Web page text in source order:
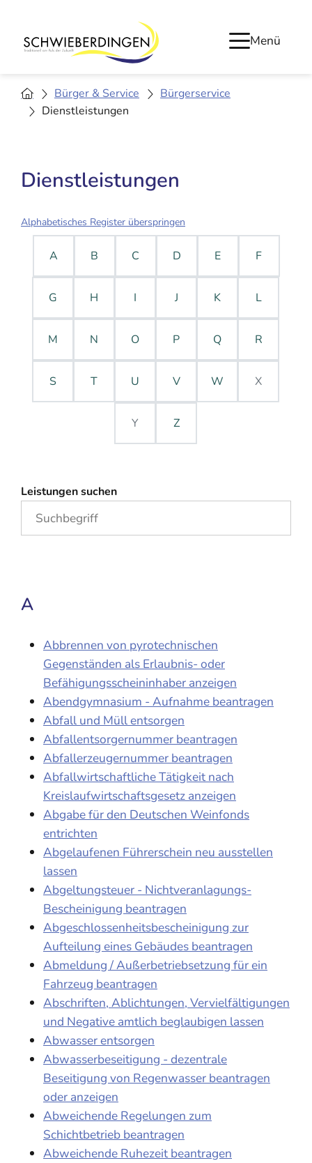
Menü
Bürger & Service
Bürgerservice
Dienstleistungen
Dienstleistungen
Alphabetisches Register überspringen
A B C D E F
G H I J K L
M N O P Q R
S T U V W X
Y Z
Leistungen suchen
A
Abbrennen von pyrotechnischen
Gegenständen als Erlaubnis- oder
Befähigungsscheininhaber anzeigen
Abendgymnasium - Aufnahme beantragen
Abfall und Müll entsorgen
Abfallentsorgernummer beantragen
Abfallerzeugernummer beantragen
Abfallwirtschaftliche Tätigkeit nach
Kreislaufwirtschaftsgesetz anzeigen
Abgabe für den Deutschen Weinfonds
entrichten
Abgelaufenen Führerschein neu ausstellen
lassen
Abgeltungsteuer - Nichtveranlagungs-
Bescheinigung beantragen
Abgeschlossenheitsbescheinigung zur
Aufteilung eines Gebäudes beantragen
Abmeldung / Außerbetriebsetzung für ein
Fahrzeug beantragen
Abschriften, Ablichtungen, Vervielfältigungen
und Negative amtlich beglaubigen lassen
Abwasser entsorgen
Abwasserbeseitigung - dezentrale
Beseitigung von Regenwasser beantragen
oder anzeigen
Abweichende Regelungen zum
Schichtbetrieb beantragen
Abweichende Ruhezeit beantragen